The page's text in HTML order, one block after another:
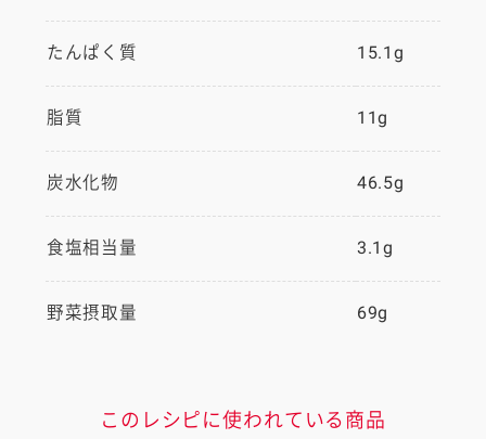
たんぱく質 15.1g
脂質 11g
炭水化物 46.5g
食塩相当量 3.1g
野菜摂取量 69g
このレシピに使われている商品